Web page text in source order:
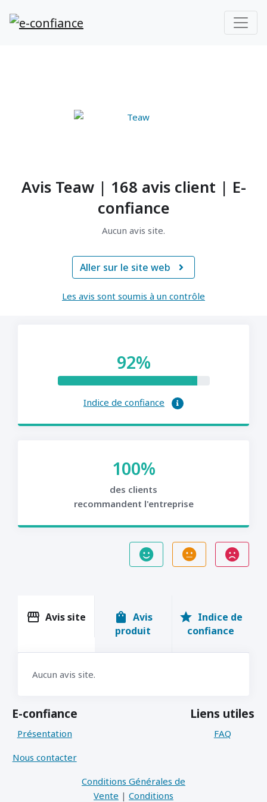
Avis Teaw | 168 avis client | E-
confiance
Aucun avis site.
Aller sur le site web 
Les avis sont soumis à un contrôle
92%
Indice de confiance
100%
des clients
recommandent l'entreprise
storefront Avis site shopping_bag Avis
produit
star Indice de
confiance
Aucun avis site.
E-confiance
Présentation
Nous contacter
Liens utiles
FAQ
Conditions Générales de
Vente | Conditions